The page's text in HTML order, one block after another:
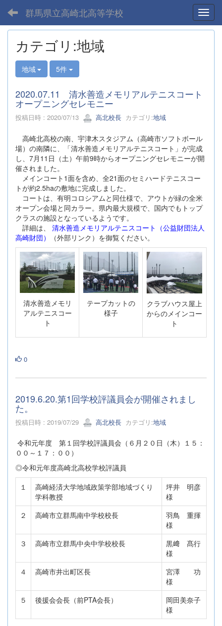
群馬県立高崎北高等学校
カテゴリ:地域
地域 5件
2020.07.11 清水善造メモリアルテニスコート
オープニングセレモニー
投稿日時 : 2020/07/13 高北校長 カテゴリ:地域
高崎北高校の南、宇津木スタジアム（高崎市ソフトボール
場）の南隣に、「清水善造メモリアルテニスコート」が完成
し、7月11日（土）午前9時からオープニングセレモニーが開
催されました。
メインコート1面を含め、全21面のセミハードテニスコー
トが約2.5haの敷地に完成しました。
コートは、有明コロシアムと同仕様で、アウトが緑の全米
オープン会場と同カラー。県内最大規模で、国内でもトップ
クラスの施設となっているようです。
詳細は、
清水善造メモリアルテニスコート（公益財団法人
高崎財団）
（外部リンク）を御覧ください。
清水善造メモリ
アルテニスコー
ト
テープカットの
様子
クラブハウス屋上
からのメインコー
ト
0
2019.6.20.第1回学校評議員会が開催されまし
た。
投稿日時 : 2019/07/29 高北校長 カテゴリ:地域
令和元年度 第１回学校評議員会（６月２０日（木）１５：
００～１７：００）
◎令和元年度高崎北高校学校評議員
１
高崎経済大学地域政策学部地域づくり
学科教授
坪井 明彦
様
２
高崎市立群馬南中学校校長
羽鳥 重揮
様
３
高崎市立群馬中央中学校校長
黒﨑 髙行
様
４
高崎市井出町区長
宮澤 功
様
５
後援会会長（前PTA会長）
岡田美奈子
様